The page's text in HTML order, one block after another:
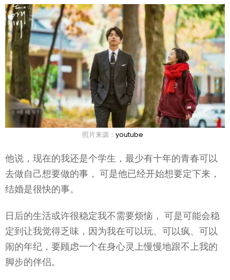
照片来源： youtube
他说，现在的我还是个学生，最少有十年的青春可以
去做自己想要做的事， 可是他已经开始想要定下来，
结婚是很快的事。
日后的生活或许很稳定我不需要烦恼， 可是可能会稳
定到让我觉得乏味，因为我在可以玩、可以疯、可以
闹的年纪，要顾虑一个在身心灵上慢慢地跟不上我的
脚步的伴侣。